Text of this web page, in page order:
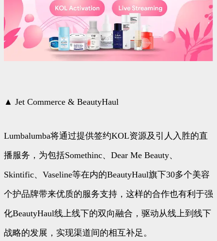
▲ Jet Commerce & BeautyHaul
Lumbalumba将通过提供签约KOL资源及引人入胜的直
播服务，为包括Somethinc、Dear Me Beauty、
Skintific、Vaseline等在内的BeautyHaul旗下30多个美容
个护品牌带来优质的服务支持，这样的合作也有利于强
化BeautyHaul线上线下的双向融合，驱动从线上到线下
战略的发展，实现渠道间的相互补足。